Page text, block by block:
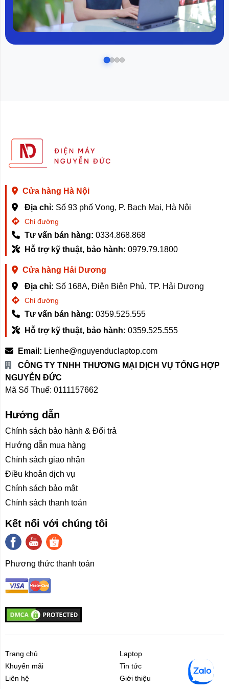
Cửa hàng Hà Nội
Địa chỉ: Số 93 phố Vọng, P. Bạch Mai, Hà Nội
Chỉ đường
Tư vấn bán hàng: 0334.868.868
Hỗ trợ kỹ thuật, bảo hành: 0979.79.1800
Cửa hàng Hải Dương
Địa chỉ: Số 168A, Điện Biên Phủ, TP. Hải Dương
Chỉ đường
Tư vấn bán hàng: 0359.525.555
Hỗ trợ kỹ thuật, bảo hành: 0359.525.555
Email: Lienhe@nguyenduclaptop.com
CÔNG TY TNHH THƯƠNG MẠI DỊCH VỤ TỔNG HỢP
NGUYỄN ĐỨC
Mã Số Thuế: 0111157662
Hướng dẫn
Chính sách bảo hành & Đổi trả
Hướng dẫn mua hàng
Chính sách giao nhận
Điều khoản dịch vụ
Chính sách bảo mật
Chính sách thanh toán
Kết nối với chúng tôi
Phương thức thanh toán
Trang chủ
Laptop
Khuyến mãi
Tin tức
Liên hệ
Giới thiệu